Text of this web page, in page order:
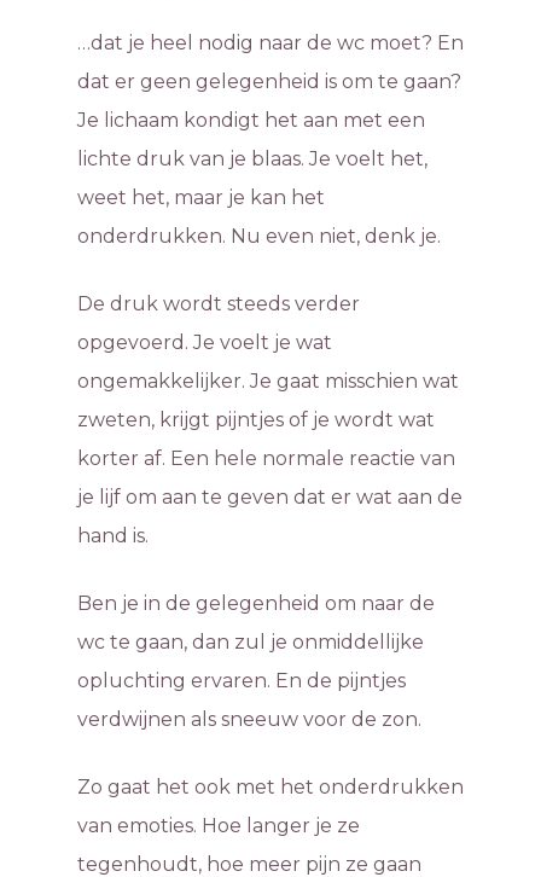
…dat je heel nodig naar de wc moet? En
dat er geen gelegenheid is om te gaan?
Je lichaam kondigt het aan met een
lichte druk van je blaas. Je voelt het,
weet het, maar je kan het
onderdrukken. Nu even niet, denk je.
De druk wordt steeds verder
opgevoerd. Je voelt je wat
ongemakkelijker. Je gaat misschien wat
zweten, krijgt pijntjes of je wordt wat
korter af. Een hele normale reactie van
je lijf om aan te geven dat er wat aan de
hand is.
Ben je in de gelegenheid om naar de
wc te gaan, dan zul je onmiddellijke
opluchting ervaren. En de pijntjes
verdwijnen als sneeuw voor de zon.
Zo gaat het ook met het onderdrukken
van emoties. Hoe langer je ze
tegenhoudt, hoe meer pijn ze gaan